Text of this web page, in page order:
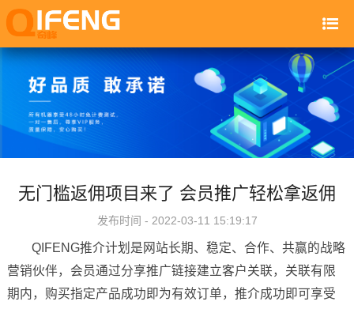
无门槛返佣项目来了 会员推广轻松拿返佣
发布时间 - 2022-03-11 15:19:17
QIFENG推介计划是网站长期、稳定、合作、共赢的战略
营销伙伴，会员通过分享推广链接建立客户关联，关联有限
期内，购买指定产品成功即为有效订单，推介成功即可享受